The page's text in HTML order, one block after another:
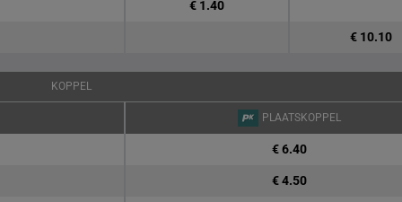
€ 1.40
€ 10.10
KOPPEL
PLAATSKOPPEL
€ 6.40
€ 4.50